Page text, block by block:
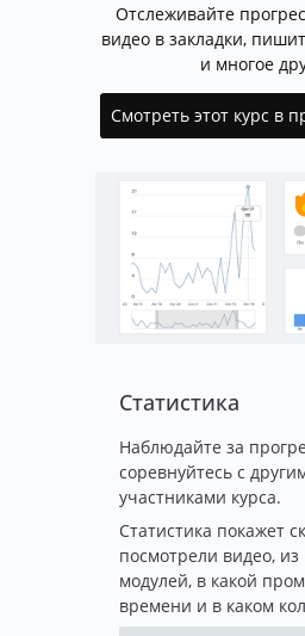
Отслеживайте
видео в закладки,
и многое
Смотреть этот курс в
Статистика
Наблюдайте за
соревнуйтесь с
участниками курса.
Статистика покажет
посмотрели видео, из
модулей, в какой
времени и в каком